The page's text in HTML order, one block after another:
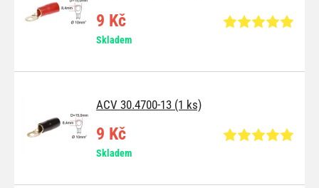
9 Kč
Skladem
ACV 30.4700-13 (1 ks)
9 Kč
Skladem